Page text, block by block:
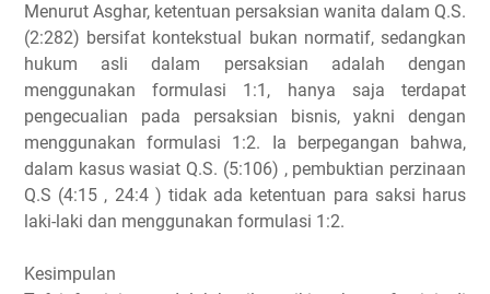
Menurut Asghar, ketentuan persaksian wanita dalam Q.S.
(2:282) bersifat kontekstual bukan normatif, sedangkan
hukum asli dalam persaksian adalah dengan
menggunakan formulasi 1:1, hanya saja terdapat
pengecualian pada persaksian bisnis, yakni dengan
menggunakan formulasi 1:2. Ia berpegangan bahwa,
dalam kasus wasiat Q.S. (5:106) , pembuktian perzinaan
Q.S (4:15 , 24:4 ) tidak ada ketentuan para saksi harus
laki-laki dan menggunakan formulasi 1:2.
Kesimpulan